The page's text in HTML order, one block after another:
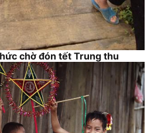
chờ đón tết Trung thu